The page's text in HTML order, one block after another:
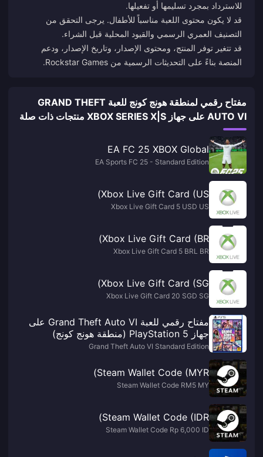
للاسترداد بمجرد تسليمها أو تفعيلها.
قد لا يكون محتوى اللعبة مناسباً للأطفال. يرجى التحقق من
التصنيف العمري الرسمي والقيود المحلية قبل الشراء.
قد تتغير توفر المنتج، ومحتوى الإصدار، وتاريخ الإصدار، ودعم
المنصة بناءً على التحديثات الرسمية من Rockstar Games.
مفتاح رقمي لمنطقة هونج كونج للعبة GRAND THEFT
AUTO VI على جهاز XBOX SERIES X|S منتجات ذات صلة
EA FC 25 XBOX Global
EA Sports FC 25 - Standard Edition
Xbox Live Gift Card (US)
Xbox Live Gift Card 5 USD US
Xbox Live Gift Card (BR)
Xbox Live Gift Card 5 BRL BR
Xbox Live Gift Card (SG)
Xbox Live Gift Card 20 SGD SG
مفتاح رقمي للعبة Grand Theft Auto VI على
جهاز PlayStation 5 (منطقة هونج كونج)
Grand Theft Auto VI Standard Edition
Steam Wallet Code (MYR)
Steam Wallet Code RM5 MY
Steam Wallet Code (IDR)
Steam Wallet Code Rp 6,000 ID